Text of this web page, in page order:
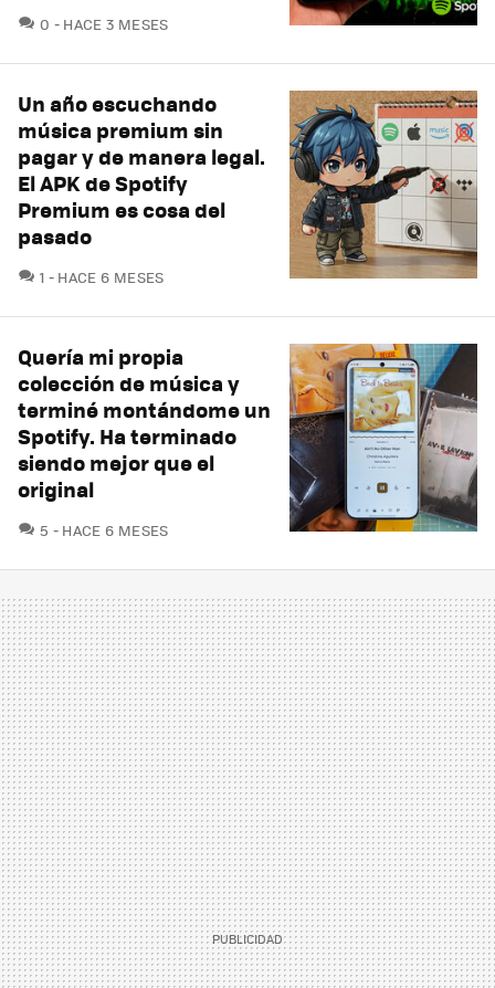
0 COMENTARIOS
HACE 3 MESES
Un año escuchando
música premium sin
pagar y de manera legal.
El APK de Spotify
Premium es cosa del
pasado
1 COMENTARIOS
HACE 6 MESES
Quería mi propia
colección de música y
terminé montándome un
Spotify. Ha terminado
siendo mejor que el
original
5 COMENTARIOS
HACE 6 MESES